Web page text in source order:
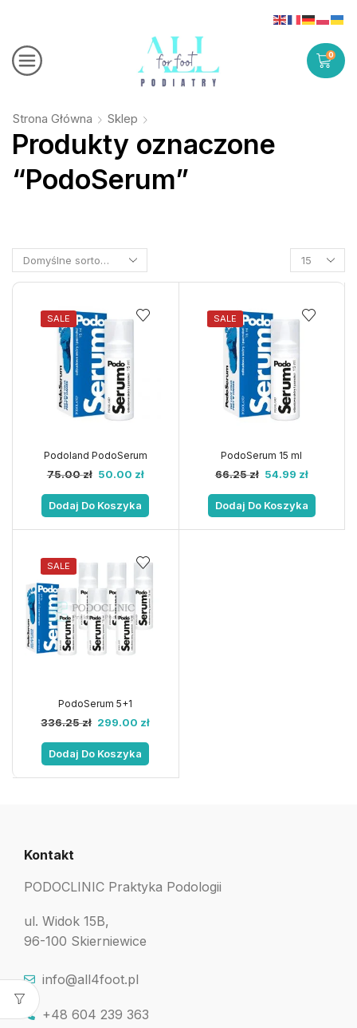
0
Strona Główna Sklep
Produkty oznaczone
“PodoSerum”
SALE
Podoland PodoSerum
75.00zł 50.00 zł
Dodaj Do Koszyka
SALE
PodoSerum 15 ml
66.25zł 54.99 zł
Dodaj Do Koszyka
SALE
PodoSerum 5+1
336.25zł 299.00 zł
Dodaj Do Koszyka
Kontakt
PODOCLINIC Praktyka Podologii
ul. Widok 15B,
96-100 Skierniewice
info@all4foot.pl
+48 604 239 363